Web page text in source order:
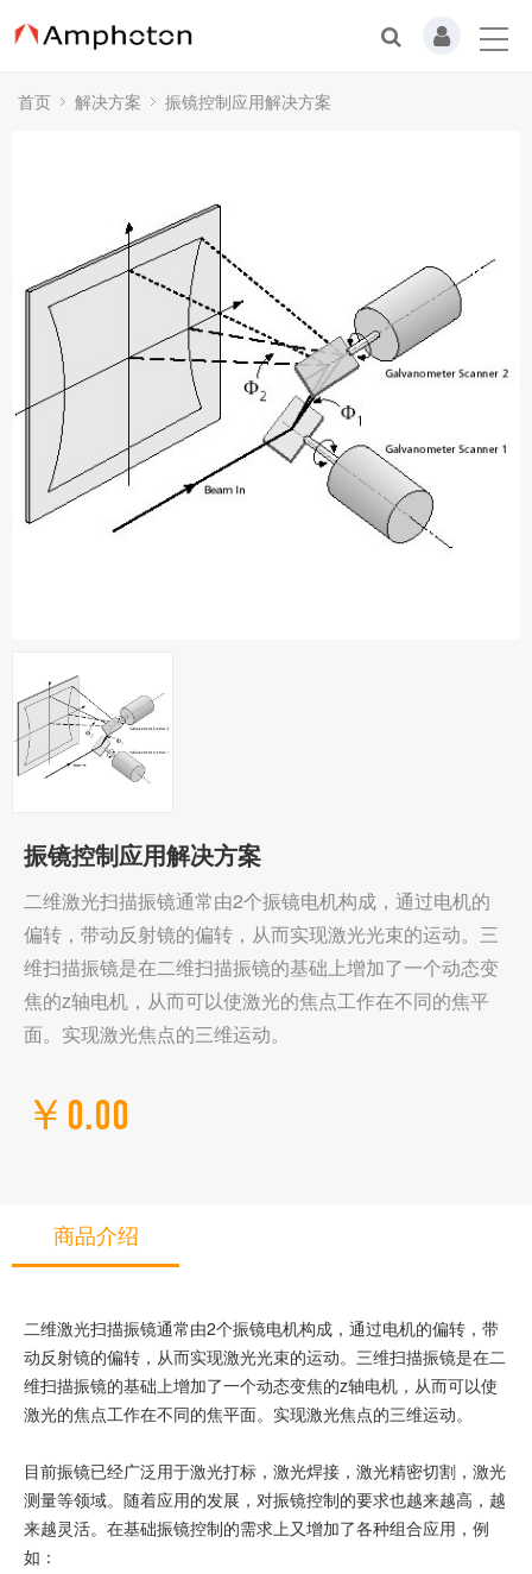
首页 解决方案 振镜控制应用解决方案
振镜控制应用解决方案
二维激光扫描振镜通常由2个振镜电机构成，通过电机的
偏转，带动反射镜的偏转，从而实现激光光束的运动。三
维扫描振镜是在二维扫描振镜的基础上增加了一个动态变
焦的z轴电机，从而可以使激光的焦点工作在不同的焦平
面。实现激光焦点的三维运动。
￥0.00
商品介绍
二维激光扫描振镜通常由2个振镜电机构成，通过电机的偏转，带
动反射镜的偏转，从而实现激光光束的运动。三维扫描振镜是在二
维扫描振镜的基础上增加了一个动态变焦的z轴电机，从而可以使
激光的焦点工作在不同的焦平面。实现激光焦点的三维运动。
目前振镜已经广泛用于激光打标，激光焊接，激光精密切割，激光
测量等领域。随着应用的发展，对振镜控制的要求也越来越高，越
来越灵活。在基础振镜控制的需求上又增加了各种组合应用，例
如：